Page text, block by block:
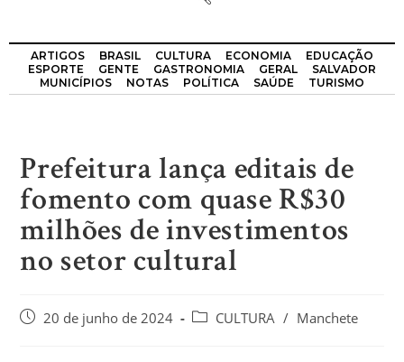
ARTIGOS BRASIL CULTURA ECONOMIA
EDUCAÇÃO
ESPORTE
GENTE GASTRONOMIA GERAL
SALVADOR
MUNICÍPIOS
NOTAS POLÍTICA SAÚDE TURISMO
Prefeitura lança editais de
fomento com quase R$30
milhões de investimentos
no setor cultural
20 de junho de 2024 CULTURA / Manchete